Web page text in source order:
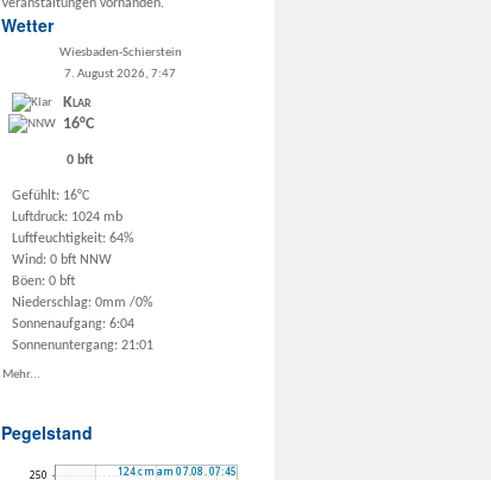
Veranstaltungen vorhanden.
Wetter
Wiesbaden-Schierstein
7. August 2026, 7:47
Klar
16°C
0 bft
Gefühlt: 16°C
Luftdruck: 1024 mb
Luftfeuchtigkeit: 64%
Wind: 0 bft NNW
Böen: 0 bft
Niederschlag: 0mm /0%
Sonnenaufgang: 6:04
Sonnenuntergang: 21:01
Mehr...
Pegelstand